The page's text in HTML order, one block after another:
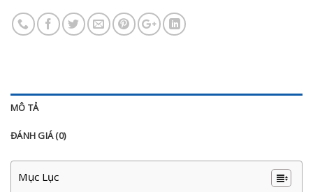
MÔ TẢ
ĐÁNH GIÁ (0)
Mục Lục